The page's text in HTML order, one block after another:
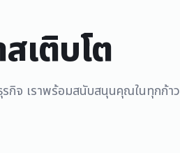
เติบโต
รกิจ เราพร้อมสนับสนุนคุณในทุกก้าว